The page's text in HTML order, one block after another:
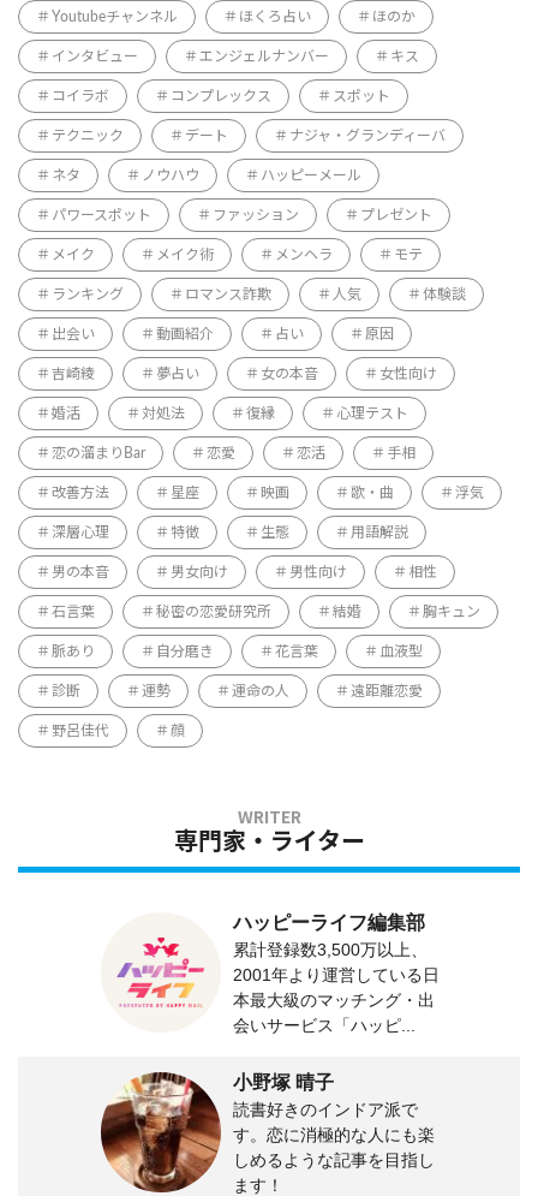
Youtubeチャンネル ほくろ占い ほのか
インタビュー エンジェルナンバー キス
コイラボ コンプレックス スポット
テクニック デート ナジャ・グランディーバ
ネタ ノウハウ ハッピーメール
パワースポット ファッション プレゼント
メイク メイク術 メンヘラ モテ
ランキング ロマンス詐欺 人気 体験談
出会い 動画紹介 占い 原因
吉崎綾 夢占い 女の本音 女性向け
婚活 対処法 復縁 心理テスト
恋の溜まりBar 恋愛 恋活 手相
改善方法 星座 映画 歌・曲 浮気
深層心理 特徴 生態 用語解説
男の本音 男女向け 男性向け 相性
石言葉 秘密の恋愛研究所 結婚 胸キュン
脈あり 自分磨き 花言葉 血液型
診断 運勢 運命の人 遠距離恋愛
野呂佳代 顔
専門家・ライター
ハッピーライフ編集部
累計登録数3,500万以上、
2001年より運営している日
本最大級のマッチング・出
会いサービス「ハッピ...
小野塚 晴子
読書好きのインドア派で
す。恋に消極的な人にも楽
しめるような記事を目指し
ます！